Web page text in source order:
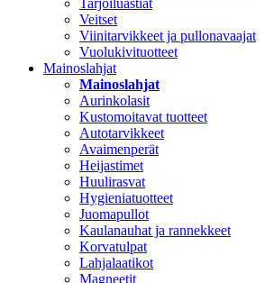
Tarjoiluastiat
Veitset
Viinitarvikkeet ja pullonavaajat
Vuolukivituotteet
Mainoslahjat
Mainoslahjat
Aurinkolasit
Kustomoitavat tuotteet
Autotarvikkeet
Avaimenperät
Heijastimet
Huulirasvat
Hygieniatuotteet
Juomapullot
Kaulanauhat ja rannekkeet
Korvatulpat
Lahjalaatikot
Magneetit